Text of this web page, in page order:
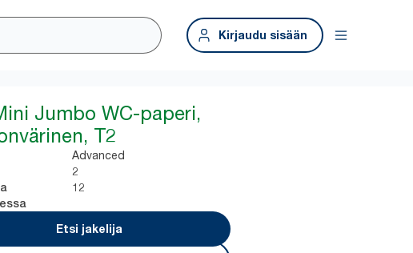
Kirjaudu sisään
Jumbo WC-paperi,
T2
Advanced
2
12
Etsi jakelija